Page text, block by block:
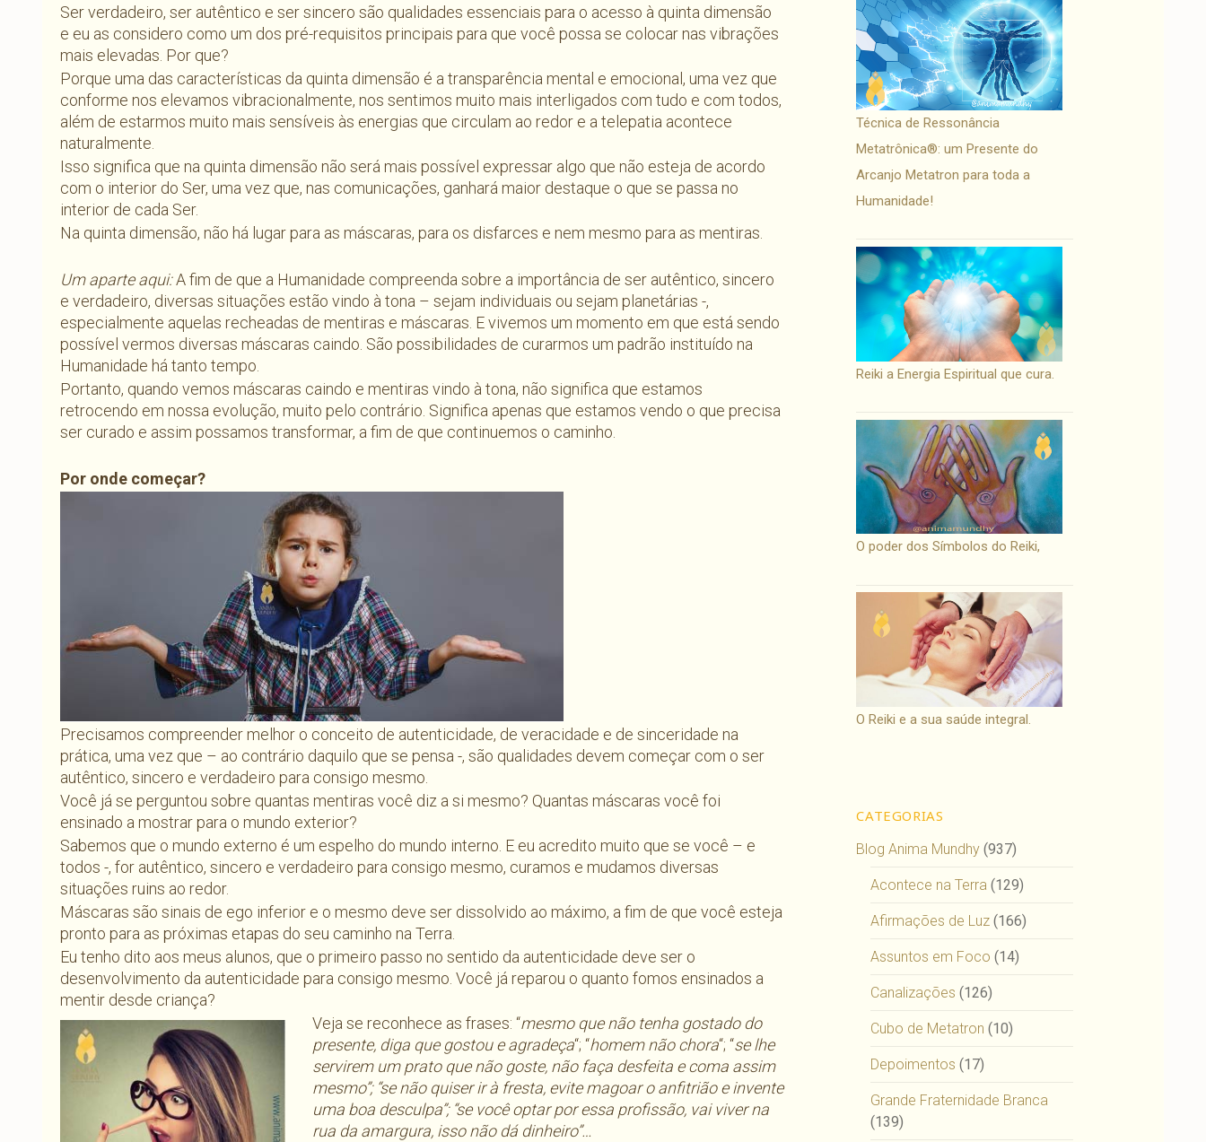
Ser verdadeiro, ser autêntico e ser sincero são qualidades essenciais para o acesso à quinta dimensão
e eu as considero como um dos pré-requisitos principais para que você possa se colocar nas vibrações
mais elevadas. Por que?
Porque uma das características da quinta dimensão é a transparência mental e emocional, uma vez que
conforme nos elevamos vibracionalmente, nos sentimos muito mais interligados com tudo e com todos,
além de estarmos muito mais sensíveis às energias que circulam ao redor e a telepatia acontece
naturalmente.
Isso significa que na quinta dimensão não será mais possível expressar algo que não esteja de acordo
com o interior do Ser, uma vez que, nas comunicações, ganhará maior destaque o que se passa no
interior de cada Ser.
Na quinta dimensão, não há lugar para as máscaras, para os disfarces e nem mesmo para as mentiras.
Um aparte aqui:A fim de que a Humanidade compreenda sobre a importância de ser autêntico, sincero
e verdadeiro, diversas situações estão vindo à tona – sejam individuais ou sejam planetárias -,
especialmente aquelas recheadas de mentiras e máscaras. E vivemos um momento em que está sendo
possível vermos diversas máscaras caindo. São possibilidades de curarmos um padrão instituído na
Humanidade há tanto tempo.
Portanto, quando vemos máscaras caindo e mentiras vindo à tona, não significa que estamos
retrocendo em nossa evolução, muito pelo contrário. Significa apenas que estamos vendo o que precisa
ser curado e assim possamos transformar, a fim de que continuemos o caminho.
Por onde começar?
Precisamos compreender melhor o conceito de autenticidade, de veracidade e de sinceridade na
prática, uma vez que – ao contrário daquilo que se pensa -, são qualidades devem começar com o ser
autêntico, sincero e verdadeiro para consigo mesmo.
Você já se perguntou sobre quantas mentiras você diz a si mesmo? Quantas máscaras você foi
ensinado a mostrar para o mundo exterior?
Sabemos que o mundo externo é um espelho do mundo interno. E eu acredito muito que se você – e
todos -, for autêntico, sincero e verdadeiro para consigo mesmo, curamos e mudamos diversas
situações ruins ao redor.
Máscaras são sinais de ego inferior e o mesmo deve ser dissolvido ao máximo, a fim de que você esteja
pronto para as próximas etapas do seu caminho na Terra.
Eu tenho dito aos meus alunos, que o primeiro passo no sentido da autenticidade deve ser o
desenvolvimento da autenticidade para consigo mesmo. Você já reparou o quanto fomos ensinados a
mentir desde criança?
Veja se reconhece as frases: “mesmo que não tenha gostado do
presente, diga que gostou e agradeça“; “homem não chora“; “se lhe
servirem um prato que não goste, não faça desfeita e coma assim
mesmo”; “se não quiser ir à fresta, evite magoar o anfitrião e invente
uma boa desculpa”; “se você optar por essa profissão, vai viver na
rua da amargura, isso não dá dinheiro”…
Técnica de Ressonância
Metatrônica®: um Presente do
Arcanjo Metatron para toda a
Humanidade!
Reiki a Energia Espiritual que cura.
O poder dos Símbolos do Reiki,
O Reiki e a sua saúde integral.
CATEGORIAS
Blog Anima Mundhy (937)
Acontece na Terra (129)
Afirmações de Luz (166)
Assuntos em Foco (14)
Canalizações (126)
Cubo de Metatron (10)
Depoimentos (17)
Grande Fraternidade Branca
(139)